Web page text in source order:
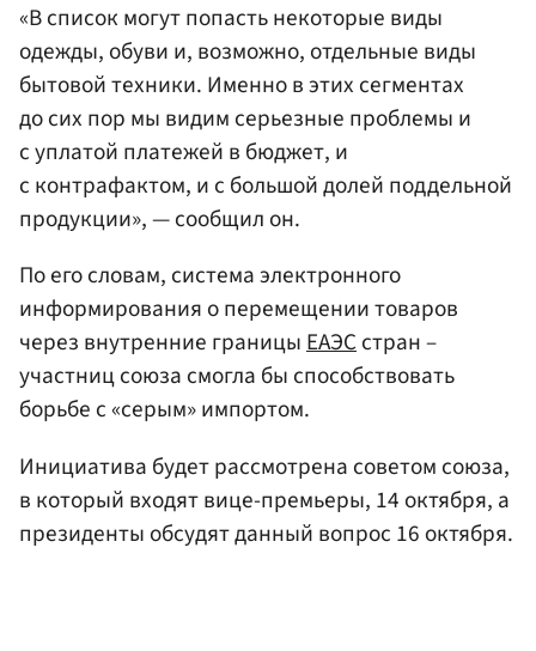
«В список могут попасть некоторые виды
одежды, обуви и, возможно, отдельные виды
бытовой техники. Именно в этих сегментах
до сих пор мы видим серьезные проблемы и
с уплатой платежей в бюджет, и
с контрафактом, и с большой долей поддельной
продукции», — сообщил он.
По его словам, система электронного
информирования о перемещении товаров
через внутренние границыЕАЭСстран –
участниц союза смогла бы способствовать
борьбе с «серым» импортом.
Инициатива будет рассмотрена советом союза,
в который входят вице-премьеры, 14 октября, а
президенты обсудят данный вопрос 16 октября.